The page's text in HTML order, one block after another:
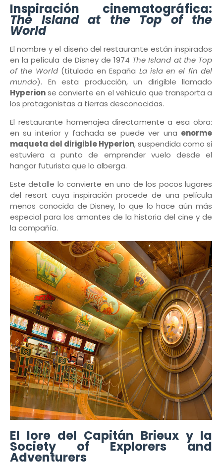
Inspiración cinematográfica:
The Island at the Top of the
World
El nombre y el diseño del restaurante están inspirados
en la película de Disney de 1974 The Island at the Top
of the World(titulada en España La isla en el fin del
mundo). En esta producción, un dirigible llamado
Hyperionse convierte en el vehículo que transporta a
los protagonistas a tierras desconocidas.
El restaurante homenajea directamente a esa obra:
en su interior y fachada se puede ver una enorme
maqueta del dirigible Hyperion, suspendida como si
estuviera a punto de emprender vuelo desde el
hangar futurista que lo alberga.
Este detalle lo convierte en uno de los pocos lugares
del resort cuya inspiración procede de una película
menos conocida de Disney, lo que lo hace aún más
especial para los amantes de la historia del cine y de
la compañía.
El lore del Capitán Brieux y la
Society of Explorers and
Adventurers